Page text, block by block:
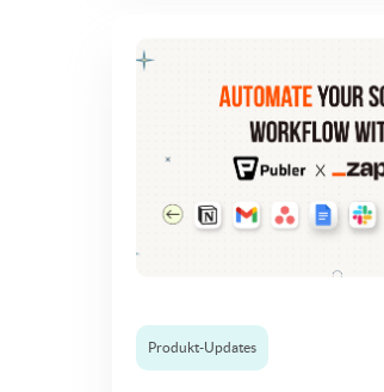
Produkt-Updates